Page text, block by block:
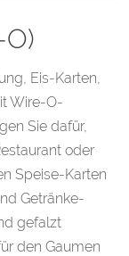
Eis-Karten,
Wire-O-
Sie dafür,
oder
Speise-Karten
Getränke-
gefalzt
den Gaumen